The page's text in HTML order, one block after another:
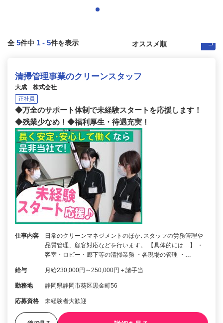
全 5件中 1 - 5件を表示
清掃管理事業のクリーンスタッフ
大成 株式会社
正社員
◆万全のサポート体制で未経験スタートを応援します！
◆残業少なめ！◆福利厚生・待遇充実！
仕事内容
日常のクリーンマネジメントのほか､スタッフの労務管理や
品質管理、顧客対応などを行います。 【具体的には…】 ・
客室・ロビー・廊下等の清掃業務 ・各現場の管理 ・…
給与 月給230,000円～250,000円＋諸手当
勤務地 静岡県静岡市葵区黒金町56
応募資格 未経験者大歓迎